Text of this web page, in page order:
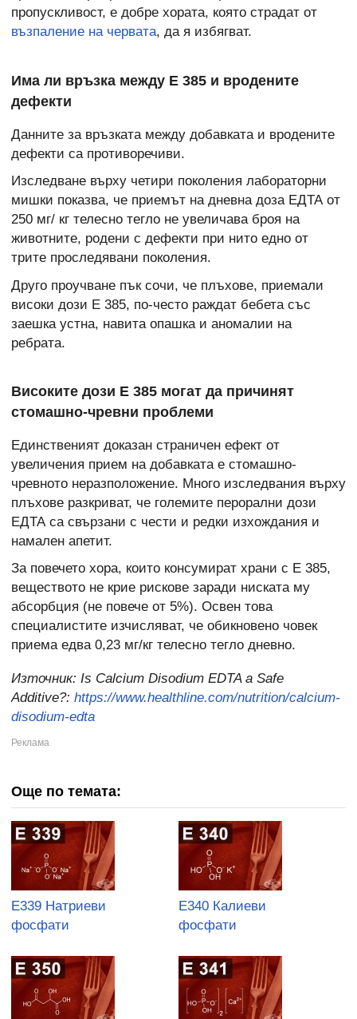
пропускливост, е добре хората, която страдат от
възпаление на червата, да я избягват.
Има ли връзка между Е 385 и вродените
дефекти
Данните за връзката между добавката и вродените
дефекти са противоречиви.
Изследване върху четири поколения лабораторни
мишки показва, че приемът на дневна доза ЕДТА от
250 мг/ кг телесно тегло не увеличава броя на
животните, родени с дефекти при нито едно от
трите проследявани поколения.
Друго проучване пък сочи, че плъхове, приемали
високи дози Е 385, по-често раждат бебета със
заешка устна, навита опашка и аномалии на
ребрата.
Високите дози Е 385 могат да причинят
стомашно-чревни проблеми
Единственият доказан страничен ефект от
увеличения прием на добавката е стомашно-
чревното неразположение. Много изследвания върху
плъхове разкриват, че големите перорални дози
ЕДТА са свързани с чести и редки изхождания и
намален апетит.
За повечето хора, които консумират храни с Е 385,
веществото не крие рискове заради ниската му
абсорбция (не повече от 5%). Освен това
специалистите изчисляват, че обикновено човек
приема едва 0,23 мг/кг телесно тегло дневно.
Източник: Is Calcium Disodium EDTA a Safe
Additive?: https://www.healthline.com/nutrition/calcium-
disodium-edta
Още по темата:
E339 Натриеви
фосфати
E340 Калиеви
фосфати